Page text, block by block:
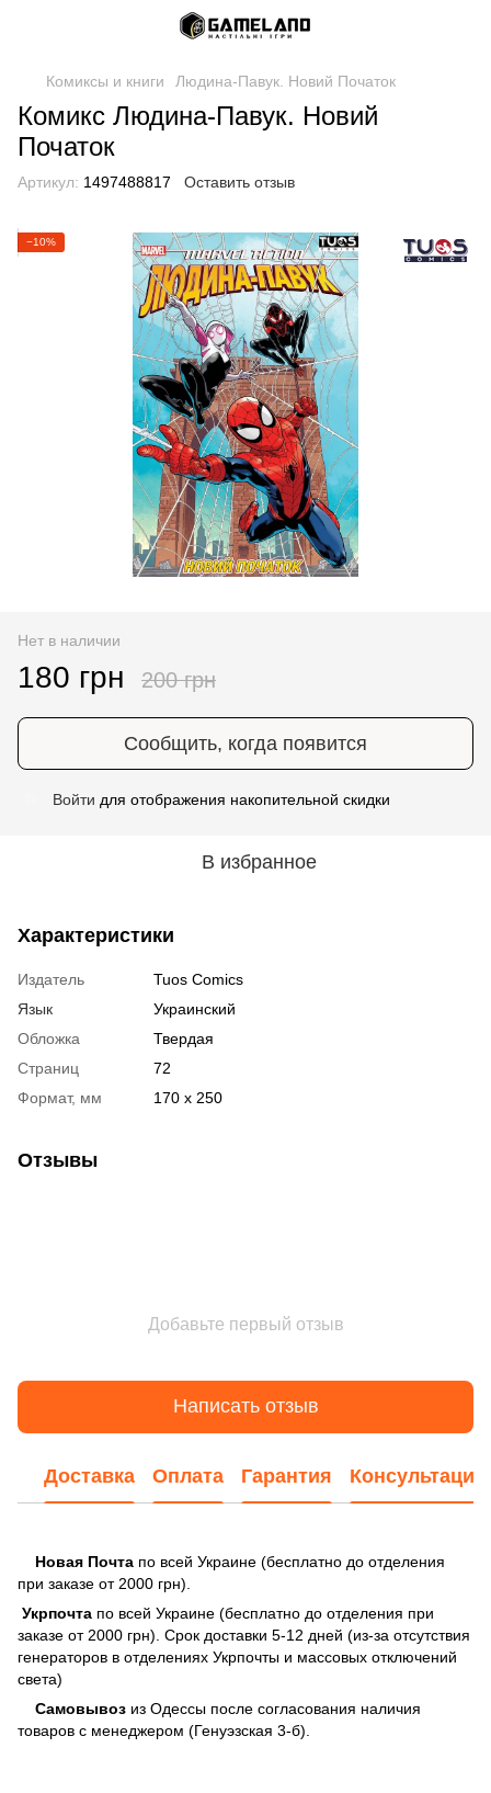
Комиксы и книги Людина-Павук. Новий Початок
Комикс Людина-Павук. Новий
Початок
Артикул: 1497488817 Оставить отзыв
−10%
Нет в наличии
180 грн 200 грн
Сообщить, когда появится
Войти для отображения накопительной скидки
В избранное
Характеристики
Издатель
Tuos Comics
Язык
Украинский
Обложка
Твердая
Страниц
72
Формат, мм
170 х 250
Отзывы
Добавьте первый отзыв
Написать отзыв
Доставка Оплата Гарантия Консультация
Новая Почта по всей Украине (бесплатно до отделения
при заказе от 2000 грн).
Укрпочта по всей Украине (бесплатно до отделения при
заказе от 2000 грн). Срок доставки 5-12 дней (из-за отсутствия
генераторов в отделениях Укрпочты и массовых отключений
света)
Самовывоз из Одессы после согласования наличия
товаров с менеджером (Генуэзская 3-б).